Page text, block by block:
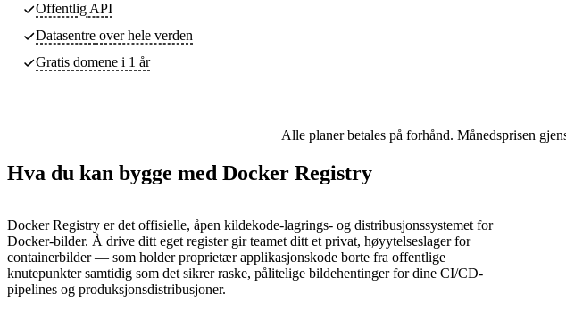
Offentlig API
Datasentre over hele verden
Gratis domene i 1 år
Alle planer betales på forhånd. Månedsprisen
Hva du kan bygge med Docker Registry
Docker Registry er det offisielle, åpen kildekode-lagrings- og distribusjonssystemet for
Docker-bilder. Å drive ditt eget register gir teamet ditt et privat, høyytelseslager for
containerbilder — som holder proprietær applikasjonskode borte fra offentlige
knutepunkter samtidig som det sikrer raske, pålitelige bildehentinger for dine CI/CD-
pipelines og produksjonsdistribusjoner.